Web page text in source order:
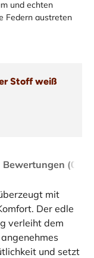
und echten
Federn austreten
Stoff weiß
Bewertungen (0)
mit
Der edle
verleiht dem
und setzt